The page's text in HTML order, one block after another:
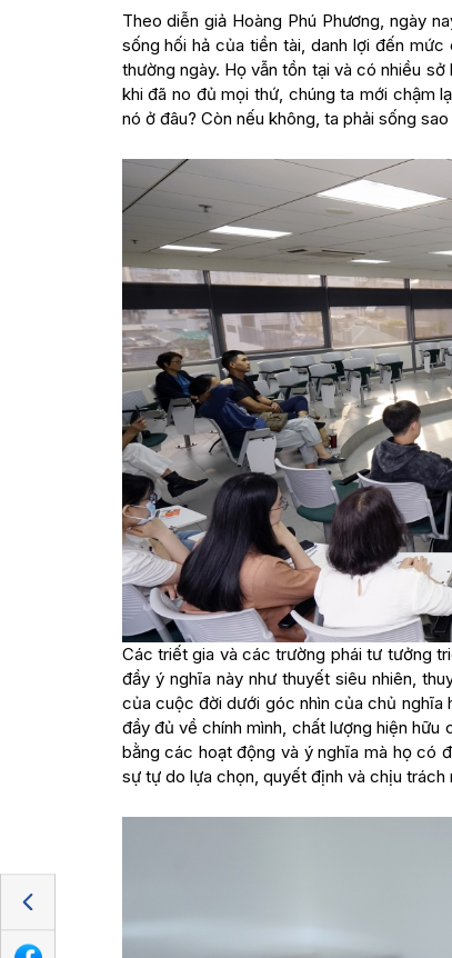
Theo diễn giả Hoàng Phú Phương, ngày
sống hối hả của tiền tài, danh lợi đến
thường ngày. Họ vẫn tồn tại và có nhiều
khi đã no đủ mọi thứ, chúng ta mới chậm
nó ở đâu? Còn nếu không, ta phải sống
Các triết gia và các trường phái tư tưởng
đầy ý nghĩa này như thuyết siêu nhiên,
của cuộc đời dưới góc nhìn của chủ nghĩa
đầy đủ về chính mình, chất lượng hiện
bằng các hoạt động và ý nghĩa mà họ có
sự tự do lựa chọn, quyết định và chịu